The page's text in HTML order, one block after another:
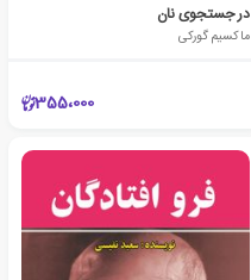
در جستجوی نان
ماکسیم گورکی
355،000